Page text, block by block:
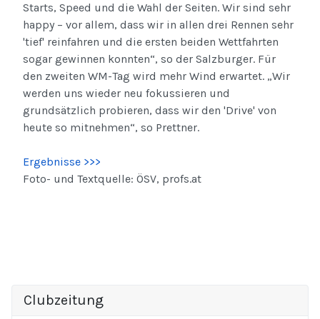
Starts, Speed und die Wahl der Seiten. Wir sind sehr
happy – vor allem, dass wir in allen drei Rennen sehr
'tief' reinfahren und die ersten beiden Wettfahrten
sogar gewinnen konnten“, so der Salzburger. Für
den zweiten WM-Tag wird mehr Wind erwartet. „Wir
werden uns wieder neu fokussieren und
grundsätzlich probieren, dass wir den 'Drive' von
heute so mitnehmen“, so Prettner.
Ergebnisse >>>
Foto- und Textquelle: ÖSV, profs.at
Clubzeitung